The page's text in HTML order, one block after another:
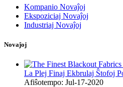
Kompanio Novaĵoj
Ekspoziciaj Novaĵoj
Industriaj Novaĵoj
Novaĵoj
La Plej Finaj Ekbrulaj Ŝtofoj
Afiŝotempo: Jul-17-2020